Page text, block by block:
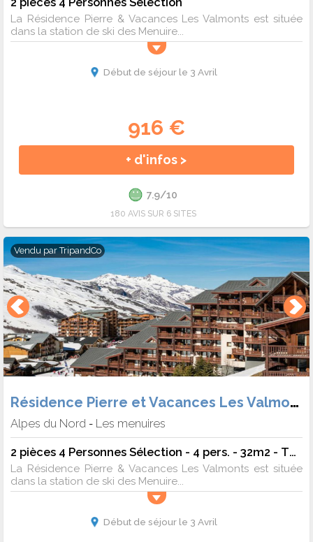
La Résidence Pierre & Vacances Les Valmonts est située
dans la station de ski des Menuire...
Début de séjour le 3 Avril
916 €
+ d'infos >
7.9/10
180 AVIS SUR 6 SITES
Vendu parTripandCo
Résidence Pierre et Vacances Les Valmonts
Alpes du Nord - Les menuires
2 pièces 4 Personnes Sélection - 4 pers. - 32m2 - TV - Animaux admis
La Résidence Pierre & Vacances Les Valmonts est située
dans la station de ski des Menuire...
Début de séjour le 3 Avril